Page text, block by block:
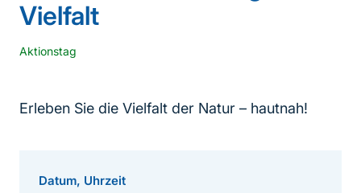
Vielfalt
Aktionstag
Erleben Sie die Vielfalt der Natur – hautnah!
Datum, Uhrzeit